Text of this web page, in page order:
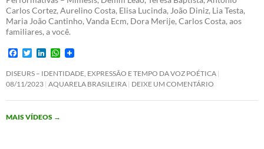
Carlos Cortez, Aurelino Costa, Elisa Lucinda, João Diniz, Lia Testa,
Maria João Cantinho, Vanda Ecm, Dora Merije, Carlos Costa, aos
familiares, a você.
F
c
e
o
k
T
i
t
e
n
k
d
n
W
a
t
A
DISEURS – IDENTIDADE, EXPRESSÃO E TEMPO DA VOZ POÉTICA
08/11/2023 AQUARELA BRASILEIRA DEIXE UM COMENTÁRIO
MAIS VÍDEOS →